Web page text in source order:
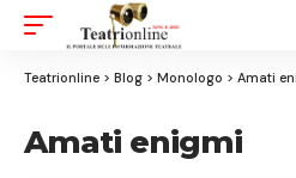
Teatrionline > Blog > Monologo > Amati
Amati enigmi